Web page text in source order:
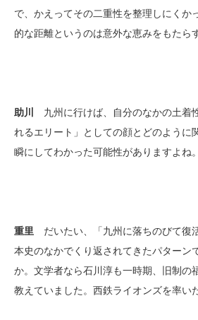
で、かえってその二重性を整理しにくか
的な距離というのは意外な恵みをもたら
助川
九州に行けば、自分のなかの土着
れるエリート」としての顔とどのように
瞬にしてわかった可能性がありますよね。
重里 だいたい、「九州に落ちのびて復
本史のなかでくり返されてきたパターン
か。文学者なら石川淳も一時期、旧制の
教えていました。西鉄ライオンズを率い